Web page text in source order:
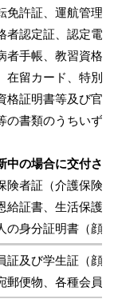
免許証、運航管理
者認定証、認定電
者手帳、教習資格
在留カード、特別
格証明書等及び官
の書類のうちいず
中の場合に交付さ
険者証（介護保険
給証書、生活保護
の身分証明書（顔
証及び学生証（顔
郵便物、各種会員